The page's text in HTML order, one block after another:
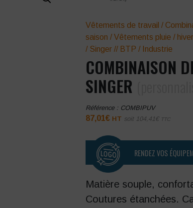
Vêtements de travail /
saison /Vêtements pluie / hiver
/ Singer // BTP / Industrie
COMBINAISON
SINGER
Référence : COMBIPUV
87,01€ HT soit 104,41 € TTC
RENDEZ VOS
Matière souple,
Coutures étanchées.